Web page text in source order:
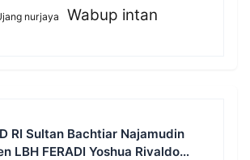
nurjaya Wabup intan
RI Sultan Bachtiar Najamudin
LBH FERADI Yoshua Rivaldo